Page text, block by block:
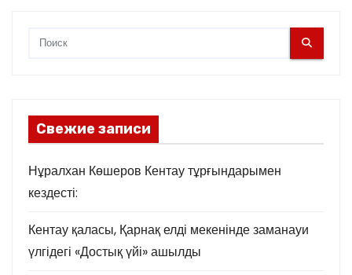
Свежие записи
Нұралхан Көшеров Кентау тұрғындарымен
кездесті:
Кентау қаласы, Қарнақ елді мекенінде заманауи
үлгідегі «Достық үйі» ашылды